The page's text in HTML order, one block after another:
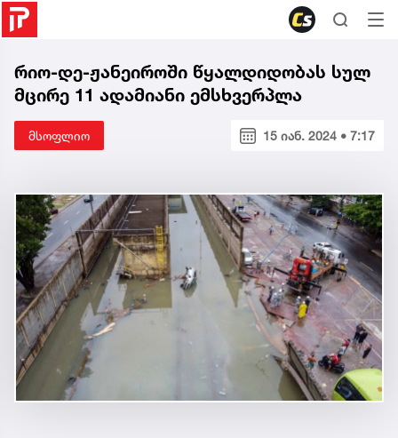
რიო-დე-ჟანეიროში წყალდიდობას სულ
მცირე 11 ადამიანი ემსხვერპლა
მსოფლიო 15 იან. 2024 • 7:17